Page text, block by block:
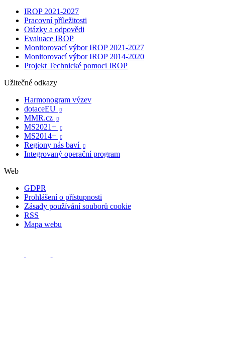
IROP 2021-2027
Pracovní příležitosti
Otázky a odpovědi
Evaluace IROP
Monitorovací výbor IROP 2021-2027
Monitorovací výbor IROP 2014-2020
Projekt Technické pomoci IROP
Užitečné odkazy
Harmonogram výzev
dotaceEU

MMR.cz 
MS2021+ 
MS2014+ 
Regiony nás baví 
Integrovaný operační program
Web
GDPR
Prohlášení o přístupnosti
Zásady používání souborů cookie
RSS
Mapa webu